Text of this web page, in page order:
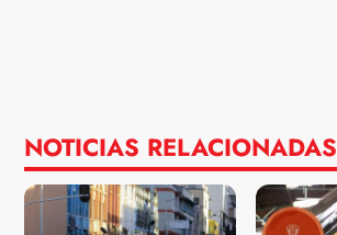
NOTICIAS RELACIONADAS